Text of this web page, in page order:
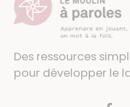
Des ressources
pour développer le